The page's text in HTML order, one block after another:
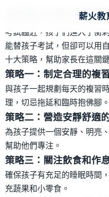
薪火教
家長助力孩子試
考試臨近，孩子們進入了衝
能替孩子考試，但卻可以用
十大策略，幫助家長在這關
策略一：制定合理的複
與孩子一起規劃每天的複習
理，切忌拖延和臨時抱佛腳。
策略二：營造安靜舒適
為孩子提供一個安靜、明亮
幫助他們專注。
策略三：關注飲食和作
確保孩子有充足的睡眠時間
充蔬果和小零食。